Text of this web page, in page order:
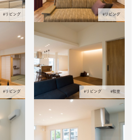
# リビング #リビング
# リビング #リビング #和室